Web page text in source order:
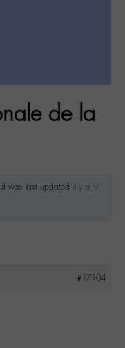
de la
was last updated il y a 9
#17104